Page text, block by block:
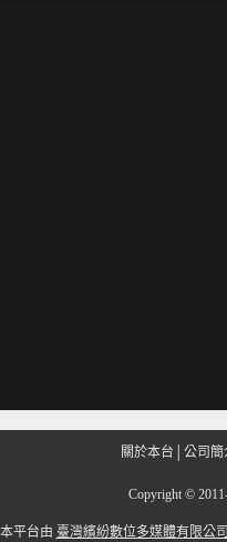
關於本台 公司簡
Copyright ©
本平台由 臺灣繽紛數位多媒體有限公